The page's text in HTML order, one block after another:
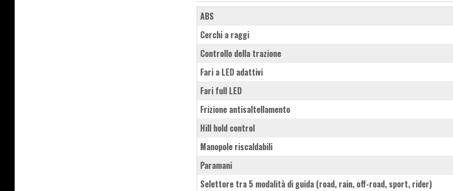
ABS
cerchi a raggi
controllo della trazione
fari a LED adattivi
fari full LED
frizione antisaltellamento
hill hold control
manopole riscaldabili
paramani
selettore tra 5 modalità di guida (road, rain, off-road, sport, rider)